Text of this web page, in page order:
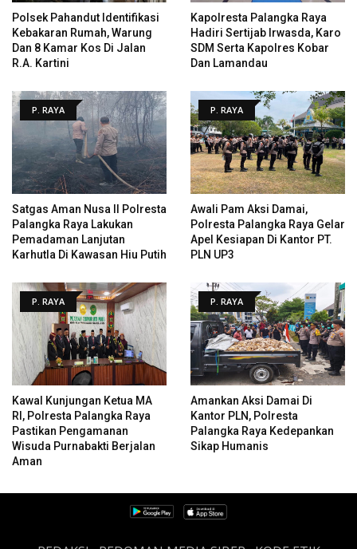
Polsek Pahandut Identifikasi
Kebakaran Rumah, Warung
Dan 8 Kamar Kos Di Jalan
R.A. Kartini
Kapolresta Palangka Raya
Hadiri Sertijab Irwasda, Karo
SDM Serta Kapolres Kobar
Dan Lamandau
P. RAYA
Satgas Aman Nusa II Polresta
Palangka Raya Lakukan
Pemadaman Lanjutan
Karhutla Di Kawasan Hiu Putih
P. RAYA
Awali Pam Aksi Damai,
Polresta Palangka Raya Gelar
Apel Kesiapan Di Kantor PT.
PLN UP3
P. RAYA
Kawal Kunjungan Ketua MA
RI, Polresta Palangka Raya
Pastikan Pengamanan
Wisuda Purnabakti Berjalan
Aman
P. RAYA
Amankan Aksi Damai Di
Kantor PLN, Polresta
Palangka Raya Kedepankan
Sikap Humanis